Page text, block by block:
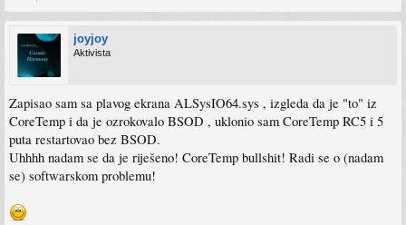
joyjoy
Aktivista
Zapisao sam sa plavog ekrana ALSysIO64.sys , izgleda da je "to" iz
CoreTemp i da je ozrokovalo BSOD , uklonio sam CoreTemp RC5 i 5
puta restartovao bez BSOD.
Uhhhh nadam se da je riješeno! CoreTemp bullshit! Radi se o (nadam
se) softwarskom problemu!